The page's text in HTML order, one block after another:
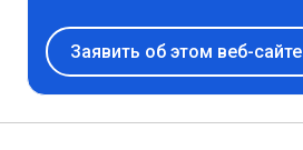
Заявить об этом веб-сайте